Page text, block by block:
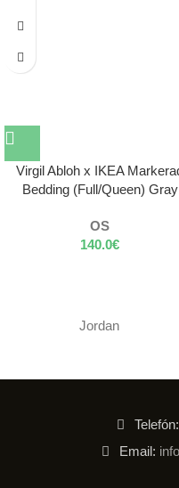
Virgil Abloh x IKEA
Bedding (Full/Queen) Gray
OS
140.0€
Jordan
Telefón:
Email: